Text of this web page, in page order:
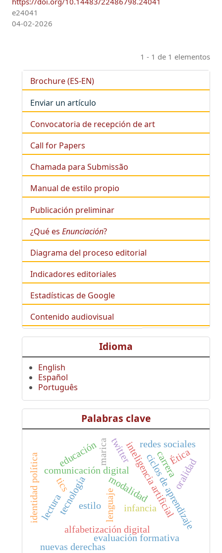
e24041
04-02-2026
1 - 1 de 1 elementos
Brochure (ES-EN)
Enviar un artículo
Convocatoria de recepción de art
Call for Papers
Chamada para Submissão
Manual de estilo propio
Publicación preliminar
¿Qué es Enunciación?
Diagrama del proceso editorial
Indicadores editoriales
Estadísticas de Google
Contenido audiovisual
Idioma
English
Español
Português
Palabras clave
lenguaje
tecnología
comunicación digital
educación inteligencia artificial
alfabetización digital
tics ciclos de aprendizaje
evaluación formativa
modalidad
redes sociales
estilo
identidad política
nuevas derechas
lectura
oralidad
maricatwitter
infancia
carreraÉtica